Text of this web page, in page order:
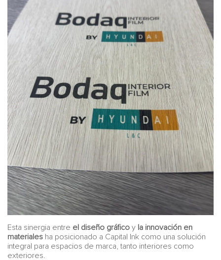
Esta sinergia entre el diseño gráfico y la innovación en
materiales ha posicionado a Capital Ink como una solución
integral para espacios de marca, tanto interiores como
exteriores.